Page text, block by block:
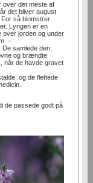
over det meste af
det bliver august
så blomstrer
Lyngen er en
over jorden og under
–
samlede den,
og brændte
når de havde gravet
og de flettede
de passede godt på